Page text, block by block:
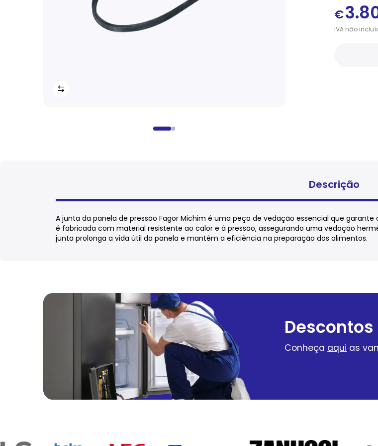
€
IVAnão
Descrição
A junta da panela de pressão Fagor Michim é uma peça de vedação essencial que
é fabricada com material resistente ao calor e à pressão, assegurando uma vedação
junta prolonga a vida útil da panela e mantém a eficiência na preparação dos alimentos.
Conheça aqui as